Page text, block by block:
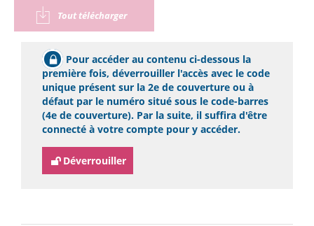
Tout télécharger
Pour accéder au contenu ci-dessous la
première fois, déverrouiller l'accès avec le code
unique présent sur la 2e de couverture ou à
défaut par le numéro situé sous le code-barres
(4e de couverture). Par la suite, il suffira d'être
connecté à votre compte pour y accéder.
Déverrouiller